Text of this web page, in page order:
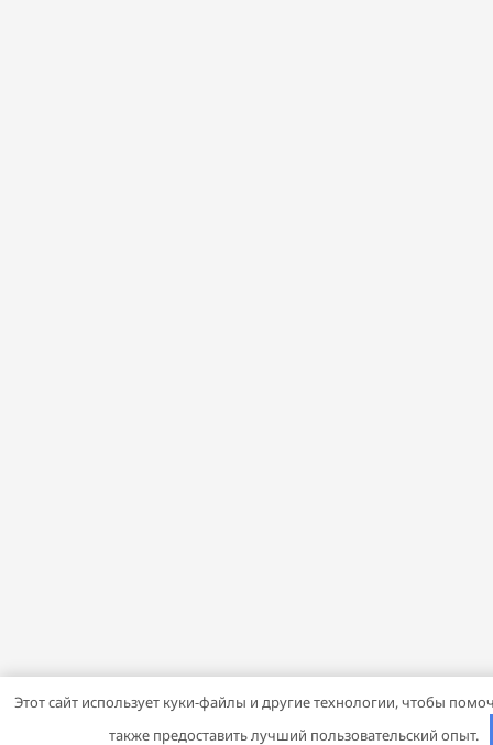
Этот сайт использует куки-файлы и другие технологии, чтобы
также предоставить лучший пользовательский опыт.